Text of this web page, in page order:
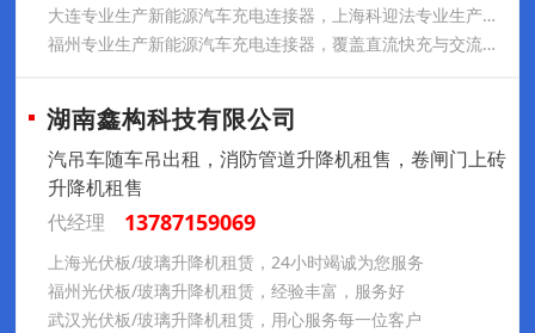
大连专业生产新能源汽车充电连接器，上海科迎法专业生产研发
福州专业生产新能源汽车充电连接器，覆盖直流快充与交流慢充系列
湖南鑫构科技有限公司
汽吊车随车吊出租，消防管道升降机租售，卷闸门上砖
升降机租售
代经理
13787159069
上海光伏板/玻璃升降机租赁，24小时竭诚为您服务
福州光伏板/玻璃升降机租赁，经验丰富，服务好
武汉光伏板/玻璃升降机租赁，用心服务每一位客户